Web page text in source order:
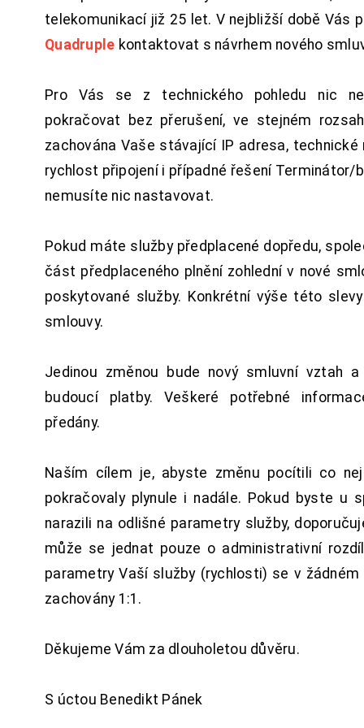
telekomunikací již 25 let. V nejbližší době Vás
Quadruple kontaktovat s návrhem nového
Pro Vás se z technického pohledu nic
pokračovat bez přerušení, ve stejném
zachována Vaše stávající IP adresa, technické
rychlost připojení i případné řešení Terminátor/
nemusíte nic nastavovat.
Pokud máte služby předplacené dopředu,
část předplaceného plnění zohlední v nové
poskytované služby. Konkrétní výše této
smlouvy.
Jedinou změnou bude nový smluvní vztah
budoucí platby. Veškeré potřebné
předány.
Naším cílem je, abyste změnu pocítili co
pokračovaly plynule i nadále. Pokud byste u
narazili na odlišné parametry služby,
může se jednat pouze o administrativní
parametry Vaší služby (rychlosti) se v
zachovány 1:1.
Děkujeme Vám za dlouholetou důvěru.
S úctou Benedikt Pánek